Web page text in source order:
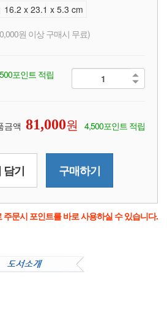
16.2 x 23.1 x 5.3 cm
원 이상 구매시 무료)
포인트 적립
금액 81,000원 4,500포인트 적립
담기 구매하기
주문시 포인트를 바로 사용하실 수 있습니다.